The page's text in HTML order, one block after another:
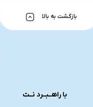
بازگشت به بالا
با راهــبــرد نــت